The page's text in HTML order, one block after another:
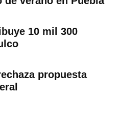
10 mil 300
propuesta